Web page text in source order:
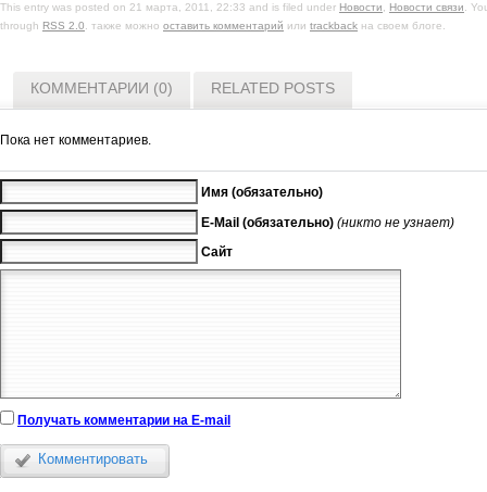
This entry was posted on 21 марта, 2011, 22:33 and is filed under Новости, Новости связи.
through RSS 2.0. также можно оставить комментарий или trackback на своем блоге.
КОММЕНТАРИИ (0) RELATED POSTS
Пока нет комментариев.
Имя (обязательно)
E-Mail (обязательно) (никто не узнает)
Сайт
Получать комментарии на E-mail
Комментировать